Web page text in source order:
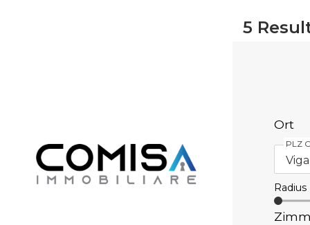
5
Ort
PLZ
Radius